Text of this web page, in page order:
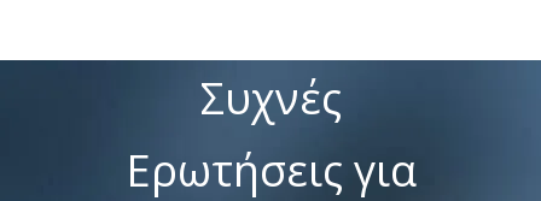
Συχνές
Ερωτήσεις για